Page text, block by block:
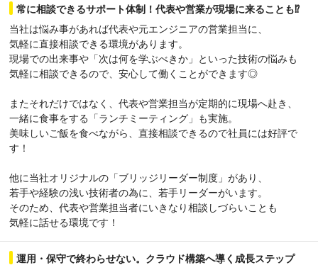
常に相談できるサポート体制！代表や営業が現場に来ることも⁉
当社は悩み事があれば代表や元エンジニアの営業担当に、
気軽に直接相談できる環境があります。
現場での出来事や「次は何を学ぶべきか」といった技術の悩みも
気軽に相談できるので、安心して働くことができます◎
またそれだけではなく、代表や営業担当が定期的に現場へ赴き、
一緒に食事をする「ランチミーティング」も実施。
美味しいご飯を食べながら、直接相談できるので社員には好評で
す！
他に当社オリジナルの「ブリッジリーダー制度」があり、
若手や経験の浅い技術者の為に、若手リーダーがいます。
そのため、代表や営業担当者にいきなり相談しづらいことも
気軽に話せる環境です！
運用・保守で終わらせない。クラウド構築へ導く成長ステップ